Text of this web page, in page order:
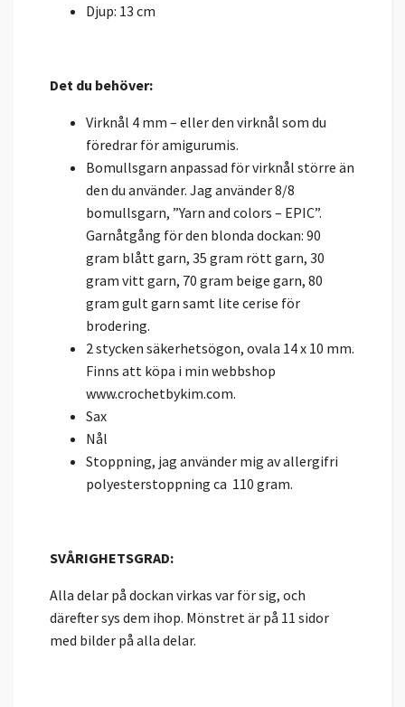
Djup: 13 cm
Det du behöver:
Virknål 4 mm – eller den virknål som du
föredrar för amigurumis.
Bomullsgarn anpassad för virknål större än
den du använder. Jag använder 8/8
bomullsgarn, ”Yarn and colors – EPIC”.
Garnåtgång för den blonda dockan: 90
gram blått garn, 35 gram rött garn, 30
gram vitt garn, 70 gram beige garn, 80
gram gult garn samt lite cerise för
brodering.
2 stycken säkerhetsögon, ovala 14 x 10 mm.
Finns att köpa i min webbshop
www.crochetbykim.com.
Sax
Nål
Stoppning, jag använder mig av allergifri
polyesterstoppning ca 110 gram.
SVÅRIGHETSGRAD:
Alla delar på dockan virkas var för sig, och
därefter sys dem ihop. Mönstret är på 11 sidor
med bilder på alla delar.